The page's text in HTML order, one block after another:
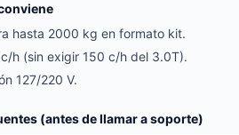
hasta 2000 kg en formato kit.
h (sin exigir 150 c/h del 3.0T).
127/220 V.
(antes de llamar a soporte)